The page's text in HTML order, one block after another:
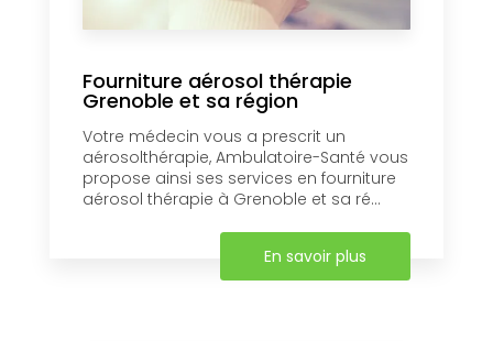
Fourniture aérosol thérapie
Grenoble et sa région
Votre médecin vous a prescrit un
aérosolthérapie, Ambulatoire-Santé vous
propose ainsi ses services en fourniture
aérosol thérapie à Grenoble et sa ré...
En savoir plus